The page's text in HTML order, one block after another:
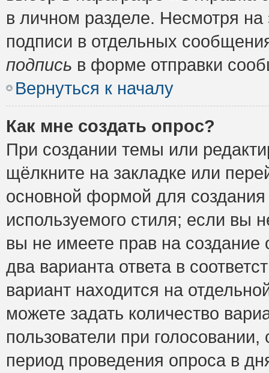
в личном разделе. Несмотря
подписи в отдельных
подпись в форме отправки
Вернуться к началу
Как мне создать опрос?
При создании темы или
щёлкните на закладке или
основной формой для
используемого стиля; если вы
вы не имеете прав на
два варианта ответа в
вариант находится на
можете задать количество
пользователи при
период проведения опроса в